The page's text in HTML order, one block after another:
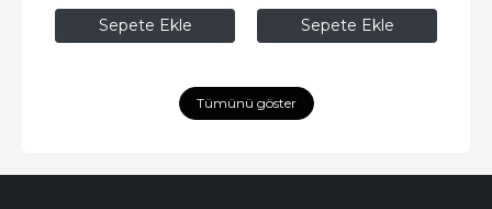
Sepete Ekle Sepete Ekle
Tümünü göster